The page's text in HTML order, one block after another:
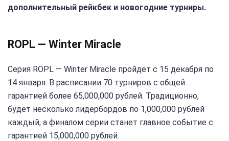
дополнительный рейкбек и новогодние турниры.
ROPL — Winter Miracle
Серия ROPL — Winter Miracle пройдёт с 15 декабря по
14 января. В расписании 70 турниров с общей
гарантией более 65,000,000 рублей. Традиционно,
будет несколько лидербордов по 1,000,000 рублей
каждый, а финалом серии станет главное событие с
гарантией 15,000,000 рублей.